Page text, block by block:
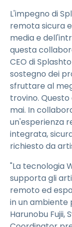
L'impegno di
remota sicura
media e
questa
CEO di
sostegno dei
sfruttare al
trovino.
mai. In
un'esperienza
integrata,
richiesto da
"La tecnologia
supporta gli
remoto ed
in un ambiente
Harunobu